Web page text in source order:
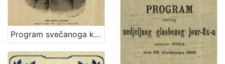
Program svečanoga koncerta "Večer Lisinskova" : dne 15. prosinca 1893. / Hrvatsko pjevačko družtvo "Kolo" u Zagrebu ; sborovi i koncertom ravna družtveni artistički ravnatelj Nikola Faller, orkestrom c. i kr. pukovnije nadvojvode Leopolda br. 53. kapelnik Josip Dvor[ž]ak